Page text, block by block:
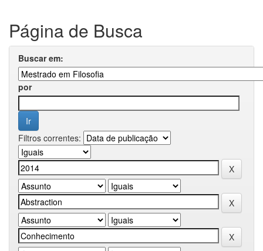
Página de Busca
Buscar em:
por
Filtros correntes: